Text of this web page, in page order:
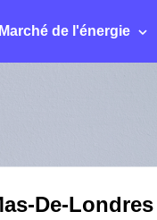
Marché de l'énergie